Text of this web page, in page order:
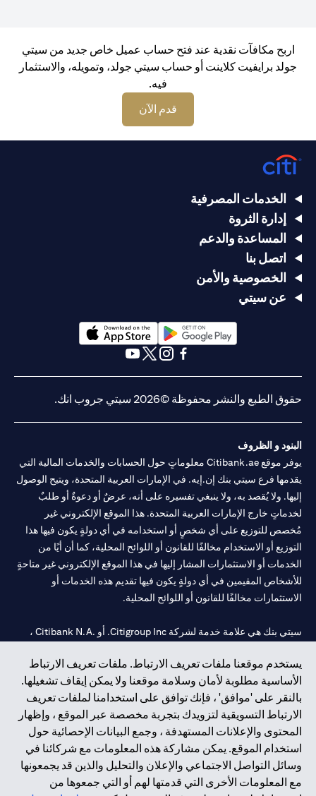
اربح مكافآت نقدية عند فتح حساب عميل خاص جديد من سيتي
جولد برايفيت كلاينت أو حساب سيتي جولد، وتمويله، والاستثمار
فيه.
قدم الآن
يستخدم موقعنا ملفات تعريف الارتباط. ملفات تعريف الارتباط
الأساسية مطلوبة لأمان وسلامة موقعنا ولا يمكن إيقاف تشغيلها.
بالنقر على 'موافق' ، فإنك توافق على استخدامنا لملفات تعريف
الارتباط التسويقية لتزويدك بتجربة مخصصة عبر الموقع ، وإظهار
المحتوى والإعلانات المستهدفة ، وجمع البيانات الإحصائية حول
استخدام الموقع. يمكن مشاركة هذه المعلومات مع شركائنا في
وسائل التواصل الاجتماعي والإعلان والتحليل والذين قد يجمعونها
مع المعلومات الأخرى التي قدمتها لهم أو التي جمعوها من
الخدمات المصرفية
إدارة الثروة
المساعدة والدعم
اتصل بنا
الخصوصية والأمن
عن سيتي
opens in a new tab
opens in a new tab
حقوق الطبع والنشر محفوظة ©2026 سيتي جروب انك.
البنود و الظروف
يوفر موقع Citibank.ae معلوماتٍ حول الحسابات والخدمات المالية التي
يقدمها فرع سيتي بنك إن.إيه. في الإمارات العربية المتحدة، ويتيح الوصول
إليها. ولا يُقصد به، ولا ينبغي تفسيره على أنه، عرضٌ أو دعوةٌ أو طلبٌ
لخدماتٍ خارج الإمارات العربية المتحدة. هذا الموقع الإلكتروني غير
مُخصص للتوزيع على أي شخصٍ أو استخدامه في أي دولةٍ يكون فيها هذا
التوزيع أو الاستخدام مخالفًا للقانون أو اللوائح المحلية، كما أن أيًا من
الخدمات أو الاستثمارات المشار إليها في هذا الموقع الإلكتروني غير متاحةٍ
للأشخاص المقيمين في أي دولةٍ يكون فيها تقديم هذه الخدمات أو
الاستثمارات مخالفًا للقانون أو اللوائح المحلية.
سيتي بنك هي علامة خدمة لشركة Citigroup Inc. أو .Citibank N.A ،
سيتي بنك إن. إيه. الإمارات مسجل لدى مصرف الإمارات المركزي تحت
أرقام التراخيص 202563 لفرع الوصل في دبي، 531989 لفرع مول
الإمارات في دبي، و CN-1002019 لفرع أبوظبي. هاتف: 4000 311 04.
فرع سيتي بنك إن إيه - الإمارات العربية المتحدة مرخص من مصرف
الإمارات العربية المتحدة المركزي كفرع لبنك أجنبي.
سيتي بنك إن إيه الإمارات العربية المتحدة مرخص من هيئة الأوراق المالية
والسلع في الإمارات العربية المتحدة ("SCA") للقيام بالنشاط المالي لـ أ)